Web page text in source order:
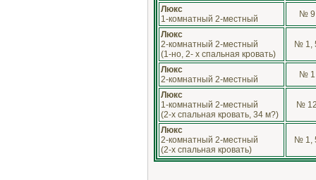
Люкс
1-комнатный 2-местный
№ 9
Люкс
2-комнатный 2-местный
(1-но, 2- х спальная кровать)
№ 1,
Люкс
2-комнатный 2-местный
№ 1
Люкс
1-комнатный 2-местный
(2-х спальная кровать, 34 м?)
№
Люкс
2-комнатный 2-местный
(2-х спальная кровать)
№ 1,